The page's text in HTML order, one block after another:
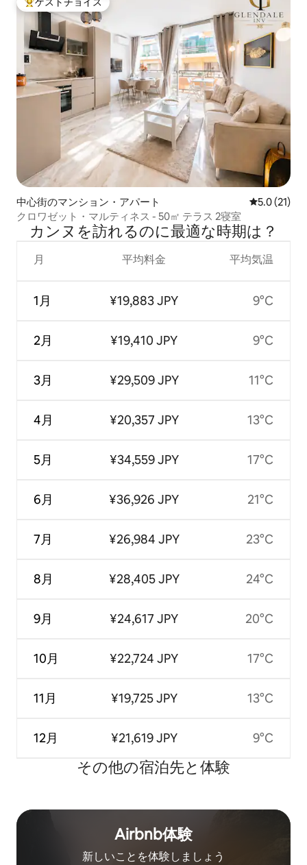
大好評のゲストチョイスです。
中心街のマンション・アパート レビュー21
5.0 (21)
クロワゼット・マルティネス - 50㎡ テラス 2寝室
カンヌを訪⁠れ⁠るの⁠に最⁠適⁠な時⁠期⁠は⁠？
月
1月
2月
3月
4月
5月
6月
7月
8月
9月
10月
11月
12月
平均料金
¥19,883 JPY
¥19,410 JPY
¥29,509 JPY
¥20,357 JPY
¥34,559 JPY
¥36,926 JPY
¥26,984 JPY
¥28,405 JPY
¥24,617 JPY
¥22,724 JPY
¥19,725 JPY
¥21,619 JPY
平均気温
9°C
9°C
11°C
13°C
17°C
21°C
23°C
24°C
20°C
17°C
13°C
9°C
その他の宿⁠泊⁠先と体⁠験
Airbnb体験
新しいことを体験しましょう